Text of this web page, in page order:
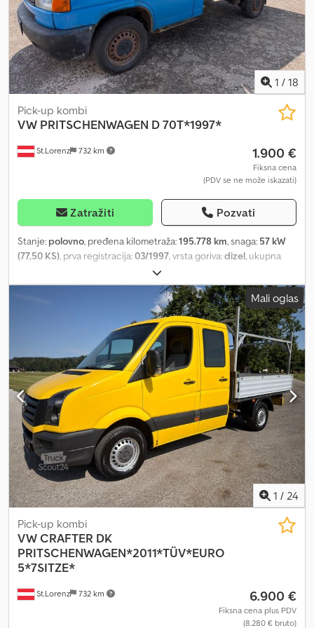
1 / 18
St.Lorenz 732 km
Pick-up kombi
VW PRITSCHENWAGEN D 70T*1997*
1.900 €
Fiksna cena
(PDV se ne može iskazati)
Zatražiti Pozvati
Stanje: polovno, pređena kilometraža:195.778 km, snaga: 57 kW
(77,50 KS), prva registracija:03/1997, vrsta goriva:dizel, ukupna
, sledeća inspekcija (TÜV):
prenosa:mehanički, broj sedišta:3, Godina proizvodnje:1997,
, * Volkswagen 70 T, vozilo sa sandukom * PDV se
obračunava posebno * Unutrašnja dužina sanduka: 2,50 m *
Unutrašnja visina sanduka: 1,85 m * Vlastita težina: 1530 kg –
Ukupna težina: 2600 kg * Nosivost: 1000 kg – Međuosovinsko
rastojanje: 2920 mm * Sve informacije bez garancije Dcjdjztia
Depfx Aprek * Greške i prethodna prodaja su moguće * Interni
broj: 78
Mali oglas
1 / 24
St.Lorenz 732 km
Pick-up kombi
VWCRAFTER DK
PRITSCHENWAGEN*2011*TÜV*EURO
5*7SITZE*
6.900 €
Fiksna cena plus PDV
(8.280 € bruto)